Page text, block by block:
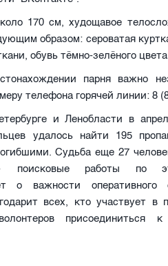
170 см, худощавое
образом: сероватая
обувь тёмно-зелёного
парня важно
телефона горячей линии: 8
и Ленобласти в
удалось найти 195
Судьба еще 27
поисковые работы по
о важности
всех, кто участвует в
присоединиться к